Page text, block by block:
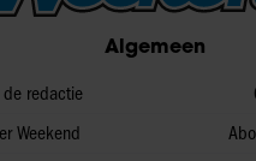
deze gegevens
die u aan ze heeft verstrekt of
met onze cookies als u
Algemeen
de redactie
Weekend